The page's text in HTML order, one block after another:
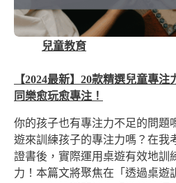
兒童教育
【2024最新】20款精選兒童專
同樂愈玩愈專注！
你的孩子也有專注力不足的問題
遊來訓練孩子的專注力嗎？在我
證書後，實際運用桌遊有效地訓
力！本篇文將聚焦在「透過桌遊